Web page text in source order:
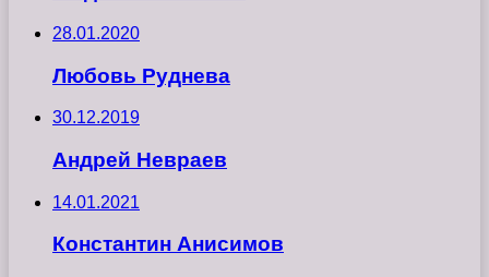
28.01.2020
Любовь Руднева
30.12.2019
Андрей Невраев
14.01.2021
Константин Анисимов